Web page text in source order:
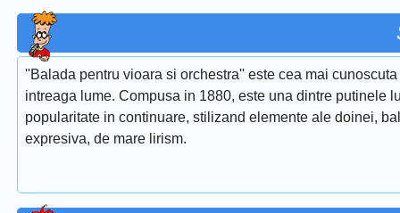
''Balada pentru vioara si orchestra'' este cea mai
intreaga lume. Compusa in 1880, este una dintre putinele
popularitate in continuare, stilizand elemente ale doinei,
expresiva, de mare lirism.